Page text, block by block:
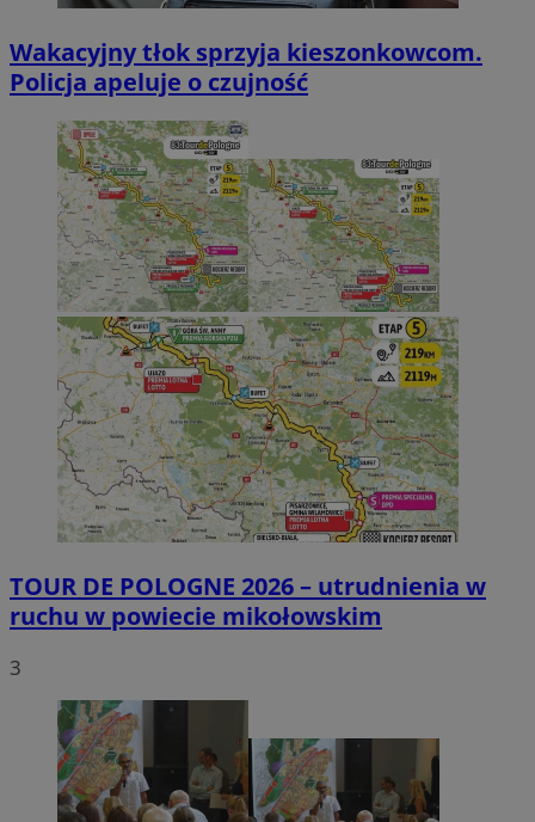
Wakacyjny tłok sprzyja kieszonkowcom.
Policja apeluje o czujność
TOUR DE POLOGNE 2026 – utrudnienia w
ruchu w powiecie mikołowskim
3